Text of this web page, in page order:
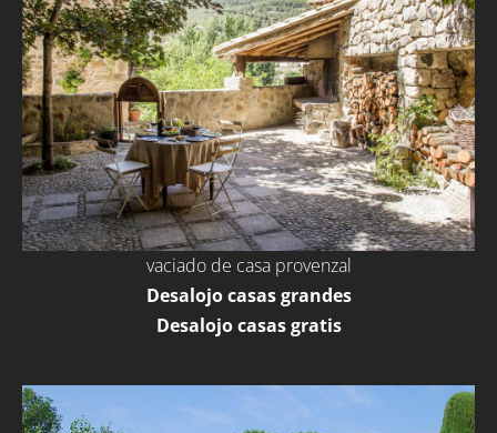
vaciado de casa provenzal
Desalojo casas grandes
Desalojo casas gratis